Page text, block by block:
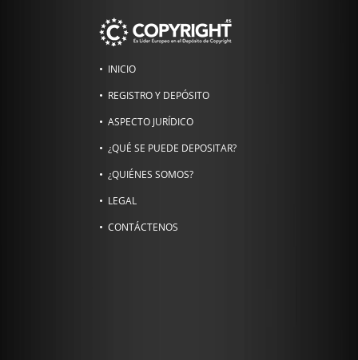
INICIO
REGISTRO Y DEPÓSITO
ASPECTO JURÍDICO
¿QUÉ SE PUEDE DEPOSITAR?
¿QUIÉNES SOMOS?
LEGAL
CONTÁCTENOS